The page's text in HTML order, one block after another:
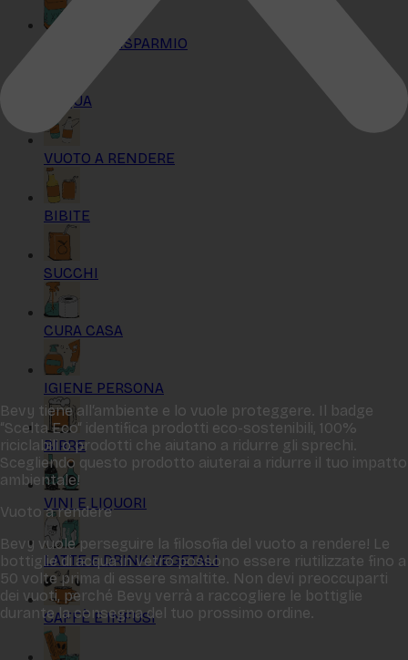
KIT MAXI RISPARMIO
ACQUA
VUOTO A RENDERE
BIBITE
SUCCHI
CURA CASA
IGIENE PERSONA
BIRRE
VINI E LIQUORI
LATTE E DRINK VEGETALI
CAFFÈ E INFUSI
Bevy tiene all‘ambiente e lo vuole proteggere. Il badge
“Scelta Eco“ identifica prodotti eco-sostenibili, 100%
riciclabili o prodotti che aiutano a ridurre gli sprechi.
Scegliendo questo prodotto aiuterai a ridurre il tuo impatto
ambientale!
Vuoto a rendere
Bevy vuole perseguire la filosofia del vuoto a rendere! Le
bottiglie di acqua in vetro possono essere riutilizzate fino a
50 volte prima di essere smaltite. Non devi preoccuparti
dei vuoti, perché Bevy verrà a raccogliere le bottiglie
durante la consegna del tuo prossimo ordine.